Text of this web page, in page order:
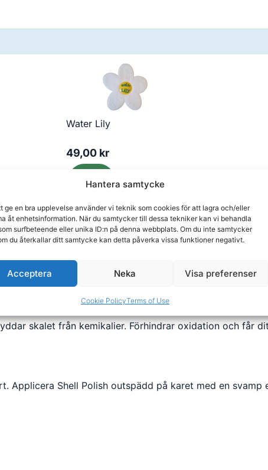
Hantera samtycke
ge en bra upplevelse använder vi teknik som cookies för att lagra och/eller
åt enhetsinformation. När du samtycker till dessa tekniker kan vi behandla
surfbeteende eller unika ID:n på denna webbplats. Om du inte samtycker
du återkallar ditt samtycke kan detta påverka vissa funktioner negativt.
Acceptera Neka Visa preferenser
Cookie PolicyTerms of Use
Water Lily
49,00 kr
Köp
skalet från kemikalier. Förhindrar oxidation och får
Applicera Shell Polish outspädd på karet med en